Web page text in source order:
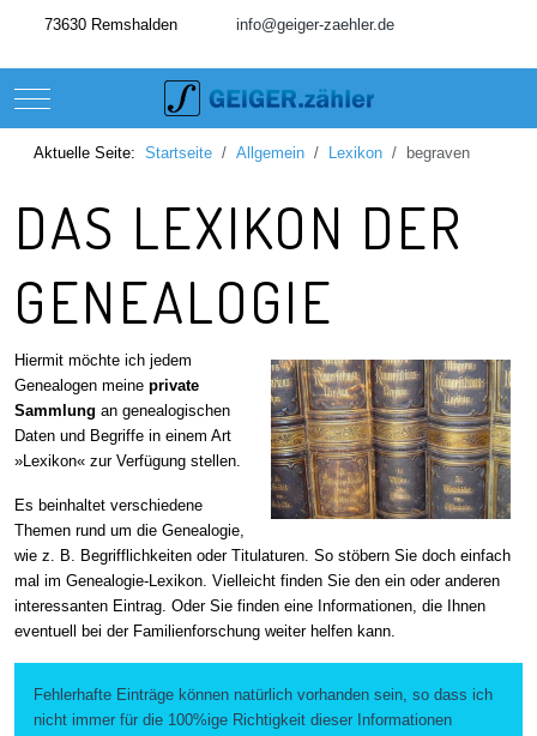
73630 Remshalden info@geiger-zaehler.de
Mobile Menu Toggle
Aktuelle Seite: Startseite Allgemein Lexikon begraven
DAS LEXIKON DER
GENEALOGIE
Hiermit möchte ich jedem
Genealogen meine private
Sammlung an genealogischen
Daten und Begriffe in einem Art
»Lexikon« zur Verfügung stellen.
Es beinhaltet verschiedene
Themen rund um die Genealogie,
wie z. B. Begrifflichkeiten oder Titulaturen. So stöbern Sie doch einfach
mal im Genealogie-Lexikon. Vielleicht finden Sie den ein oder anderen
interessanten Eintrag. Oder Sie finden eine Informationen, die Ihnen
eventuell bei der Familienforschung weiter helfen kann.
Fehlerhafte Einträge können natürlich vorhanden sein, so dass ich
nicht immer für die 100%ige Richtigkeit dieser Informationen